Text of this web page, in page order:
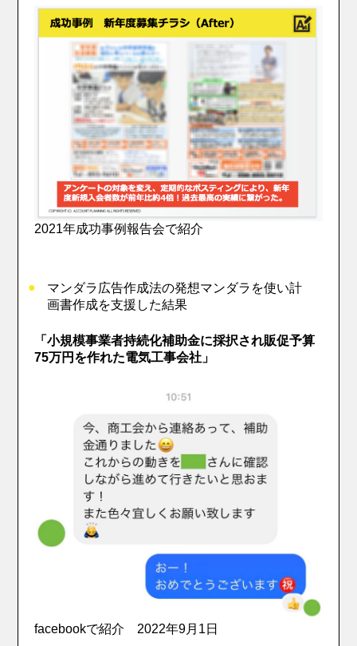
2021年成功事例報告会で紹介
マンダラ広告作成法の発想マンダラを使い計
画書作成を支援した結果
「小規模事業者持続化補助金に採択され販促予算
75万円を作れた電気工事会社」
facebookで紹介 2022年9月1日